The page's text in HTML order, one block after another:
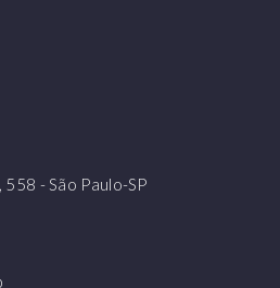
- São Paulo-SP